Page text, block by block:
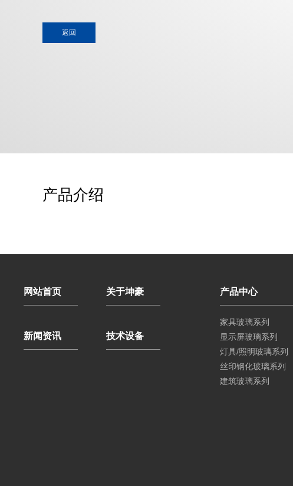
返回
产品介绍
网站首页 关于坤豪
新闻资讯 技术设备
产品中心
家具玻璃系列
显示屏玻璃系列
灯具/照明玻璃系列
丝印钢化玻璃系列
建筑玻璃系列